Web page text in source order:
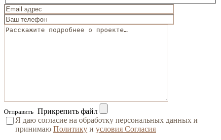
Отправить Прикрепить файл
Я даю согласие на обработку персональных данных и
принимаю Политику и условия Согласия